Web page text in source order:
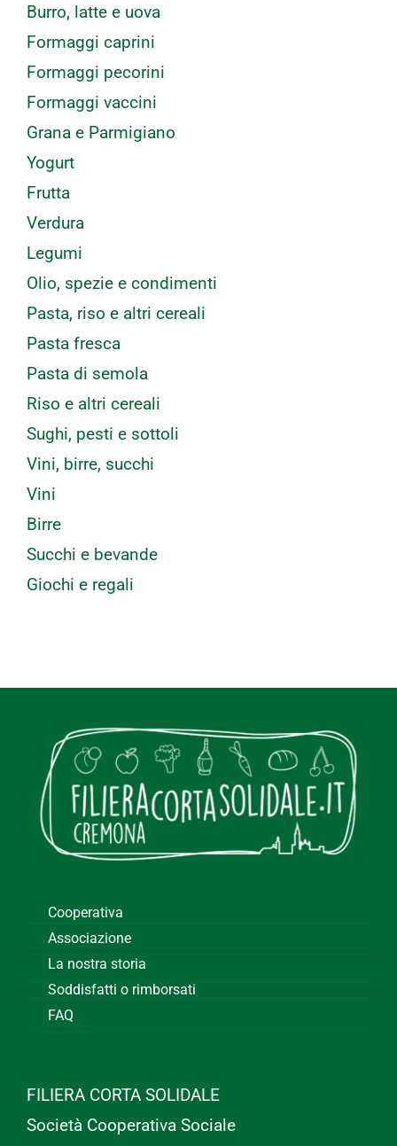
Burro, latte e uova
Formaggi caprini
Formaggi pecorini
Formaggi vaccini
Grana e Parmigiano
Yogurt
Frutta
Verdura
Legumi
Olio, spezie e condimenti
Pasta, riso e altri cereali
Pasta fresca
Pasta di semola
Riso e altri cereali
Sughi, pesti e sottoli
Vini, birre, succhi
Vini
Birre
Succhi e bevande
Giochi e regali
Cooperativa
Associazione
La nostra storia
Soddisfatti o rimborsati
FAQ
FILIERA CORTA SOLIDALE
Società Cooperativa Sociale